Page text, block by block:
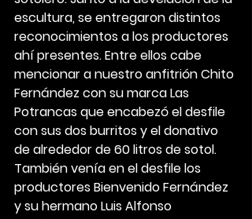
escultura, se entregaron distintos
reconocimientos a los productores
ahí presentes. Entre ellos cabe
mencionar a nuestro anfitrión Chito
Fernández con su marca Las
Potrancas que encabezó el desfile
con sus dos burritos y el donativo
de alrededor de 60 litros de sotol.
También venía en el desfile los
productores Bienvenido Fernández
y su hermano Luis Alfonso